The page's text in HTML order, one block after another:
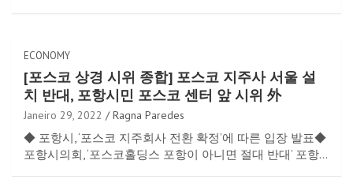
ECONOMY
[포스코 상경 시위 종합] 포스코 지주사 서울 설
치 반대, 포항시민 포스코 센터 앞 시위 外
Janeiro 29, 2022 Ragna Paredes
◆ 포항시, ‘포스코 지주회사 전환 확정’에 따른 입장 발표◆
포항시의회, ‘포스코홀딩스 포항이 아니면 절대 반대’ 포항…